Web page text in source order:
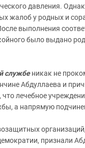
давления.
жалоб у родных и
выполнения
было выдано
службеникак не
Абдуллаева и
лечебное
а напрямую
признали